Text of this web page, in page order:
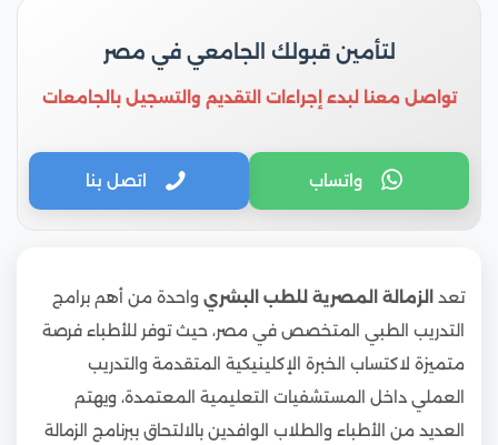
لتأمين قبولك الجامعي في مصر
تواصل معنا لبدء إجراءات التقديم والتسجيل بالجامعات
واتساب اتصل بنا
تعد الزمالة المصرية للطب البشري واحدة من أهم برامج
التدريب الطبي المتخصص في مصر، حيث توفر للأطباء فرصة
متميزة لاكتساب الخبرة الإكلينيكية المتقدمة والتدريب
العملي داخل المستشفيات التعليمية المعتمدة، ويهتم
العديد من الأطباء والطلاب الوافدين بالالتحاق ببرنامج الزمالة